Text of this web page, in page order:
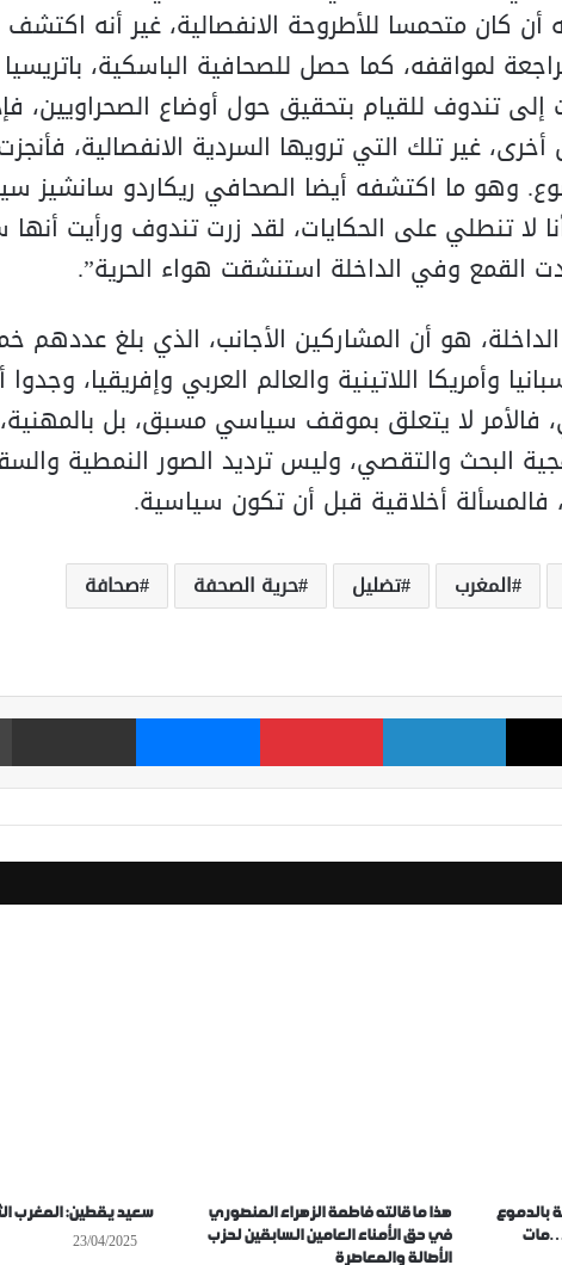
كان متحمسا للأطروحة الانفصالية، غير أنه
لمواقفه، كما حصل للصحافية الباسكية،
تندوف للقيام بتحقيق حول أوضاع الصحراويين،
غير تلك التي ترويها السردية الانفصالية،
وهو ما اكتشفه أيضا الصحافي ريكاردو سانشيز
لا تنطلي على الحكايات، لقد زرت تندوف ورأيت
القمع وفي الداخلة استنشقت هواء الحرية”.
هو أن المشاركين الأجانب، الذي بلغ عددهم
وأمريكا اللاتينية والعالم العربي وإفريقيا،
فالأمر لا يتعلق بموقف سياسي مسبق، بل
البحث والتقصي، وليس ترديد الصور النمطية
فالمسألة أخلاقية قبل أن تكون سياسية.
المغرب تضليل حرية الصحفة
صحافة
‫X لينكدإن بينتيريست ماسنجر مشاركة عبر البريد
بالدموع
هذا ما قالته فاطمة الزهراء المنصوري
في حق الأمناء العامين السابقين لحزب
الأصالة والمعاصرة
سعيد يقطين: المغرب
23/04/2025